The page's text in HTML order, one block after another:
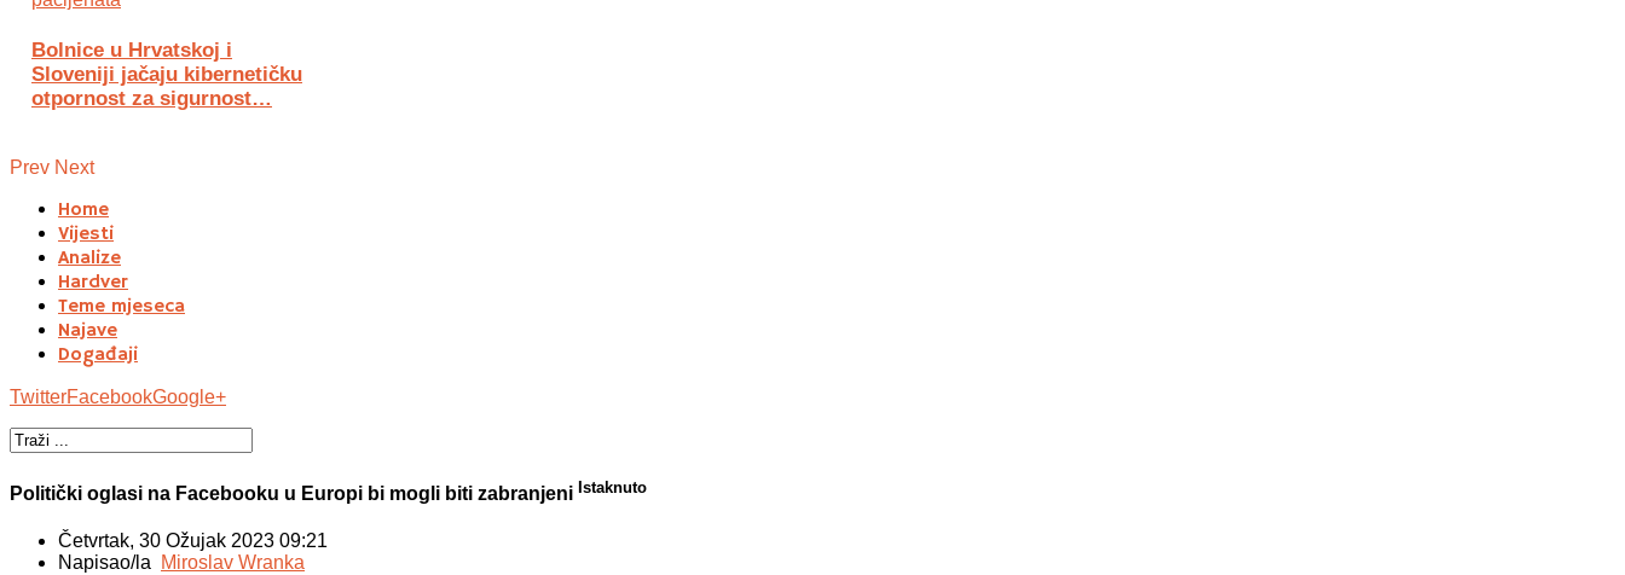
Bolnice u Hrvatskoj i
Sloveniji jačaju kibernetičku
otpornost za sigurnost…
Prev Next
Home
Vijesti
Analize
Hardver
Teme mjeseca
Najave
Događaji
TwitterFacebookGoogle+
Politički oglasi na Facebooku u Europi bi mogli biti zabranjeni Istaknuto
Četvrtak, 30 Ožujak 2023 09:21
Napisao/la Miroslav Wranka